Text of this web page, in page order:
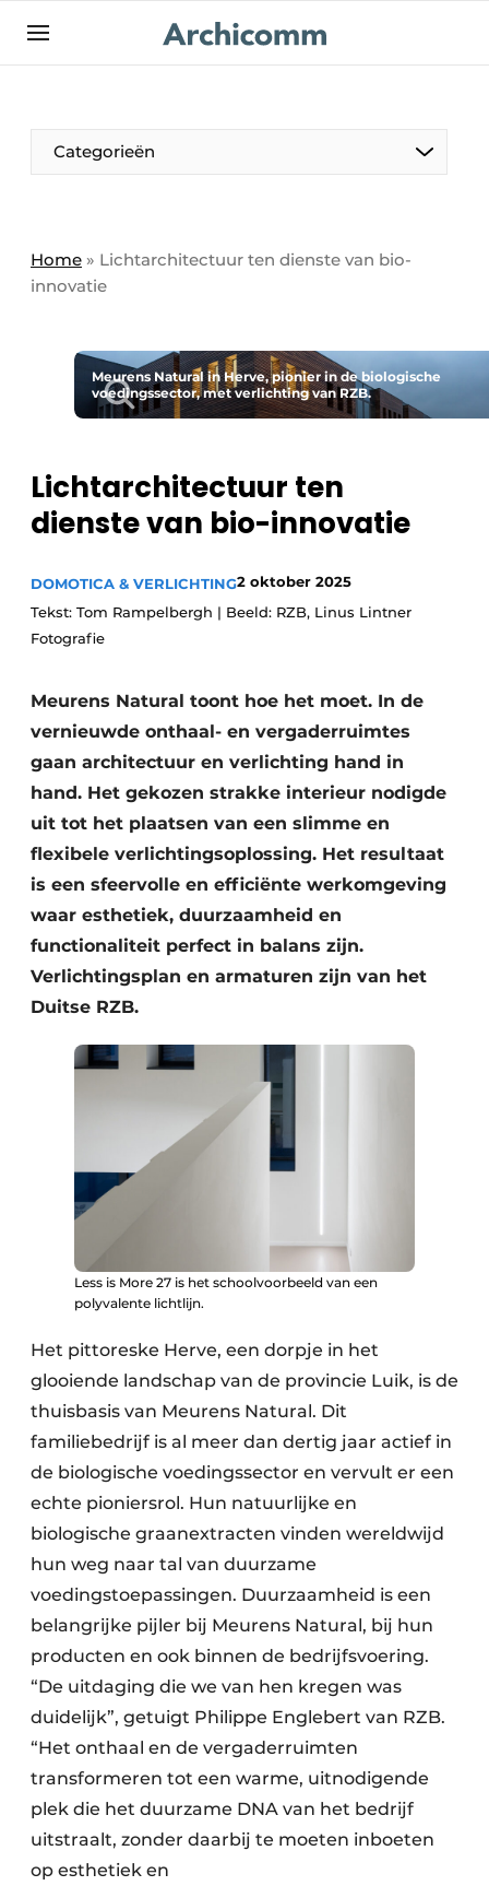
NL be-FR
Categorieën
Home » Lichtarchitectuur ten dienste van bio-
innovatie
Meurens Natural in Herve, pionier in de biologische
voedingssector, met verlichting van RZB.
Lichtarchitectuur ten
dienste van bio-innovatie
DOMOTICA & VERLICHTING2 oktober 2025
Tekst: Tom Rampelbergh | Beeld: RZB, Linus Lintner
Fotografie
Meurens Natural toont hoe het moet. In de
vernieuwde onthaal- en vergaderruimtes
gaan architectuur en verlichting hand in
hand. Het gekozen strakke interieur nodigde
uit tot het plaatsen van een slimme en
flexibele verlichtingsoplossing. Het resultaat
is een sfeervolle en efficiënte werkomgeving
waar esthetiek, duurzaamheid en
functionaliteit perfect in balans zijn.
Verlichtingsplan en armaturen zijn van het
Duitse RZB.
Less is More 27 is het schoolvoorbeeld van een
polyvalente lichtlijn.
Het pittoreske Herve, een dorpje in het
glooiende landschap van de provincie Luik, is de
thuisbasis van Meurens Natural. Dit
familiebedrijf is al meer dan dertig jaar actief in
de biologische voedingssector en vervult er een
echte pioniersrol. Hun natuurlijke en
biologische graanextracten vinden wereldwijd
hun weg naar tal van duurzame
voedingstoepassingen. Duurzaamheid is een
belangrijke pijler bij Meurens Natural, bij hun
producten en ook binnen de bedrijfsvoering.
“De uitdaging die we van hen kregen was
duidelijk”, getuigt Philippe Englebert van RZB.
“Het onthaal en de vergaderruimten
transformeren tot een warme, uitnodigende
plek die het duurzame DNA van het bedrijf
uitstraalt, zonder daarbij te moeten inboeten
op esthetiek en